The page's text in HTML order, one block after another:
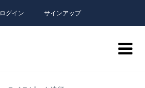
ログイン サインアップ